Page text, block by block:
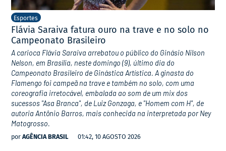
Esportes
Flávia Saraiva fatura ouro na trave e no solo no
Campeonato Brasileiro
A carioca Flávia Saraiva arrebatou o público do Ginásio Nilson
Nelson, em Brasília, neste domingo (9), último dia do
Campeonato Brasileiro de Ginástica Artística. A ginasta do
Flamengo foi campeã na trave e também no solo, com uma
coreografia irretocável, embalada ao som de um mix dos
sucessos "Asa Branca", de Luiz Gonzaga, e "Homem com H", de
autoria Antônio Barros, mais conhecida na interpretada por Ney
Matogrosso.
por AGÊNCIA BRASIL 01:42, 10 AGOSTO 2026